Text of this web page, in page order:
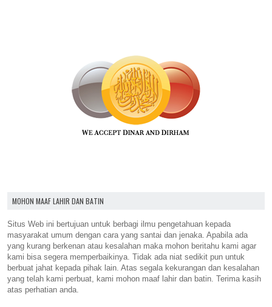
MOHON MAAF LAHIR DAN BATIN
Situs Web ini bertujuan untuk berbagi ilmu pengetahuan kepada
masyarakat umum dengan cara yang santai dan jenaka. Apabila ada
yang kurang berkenan atau kesalahan maka mohon beritahu kami agar
kami bisa segera memperbaikinya. Tidak ada niat sedikit pun untuk
berbuat jahat kepada pihak lain. Atas segala kekurangan dan kesalahan
yang telah kami perbuat, kami mohon maaf lahir dan batin. Terima kasih
atas perhatian anda.